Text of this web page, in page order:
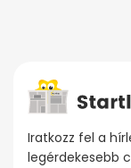
Iratkozz fel a
legérdekesebb